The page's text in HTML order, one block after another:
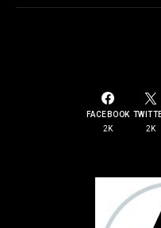
FACEBOOK
2K
2K